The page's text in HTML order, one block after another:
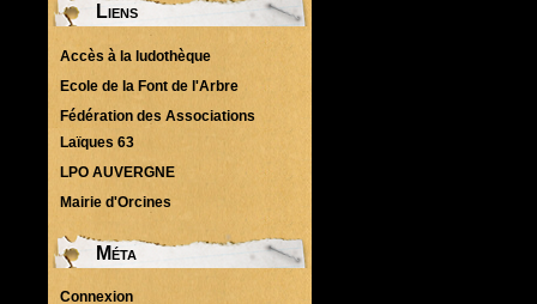
Liens
Accès à la ludothèque
Ecole de la Font de l'Arbre
Fédération des Associations
Laïques 63
LPO AUVERGNE
Mairie d'Orcines
Méta
Connexion